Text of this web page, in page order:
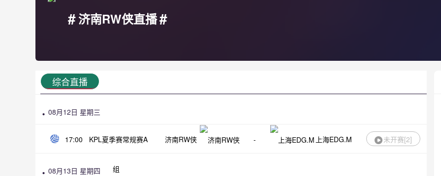
#济南RW侠直播#
综合直播
08月12日 星期三
17:00 KPL夏季赛常规赛A
组
济南RW侠 - 上海EDG.M 未开赛[2]
08月13日 星期四